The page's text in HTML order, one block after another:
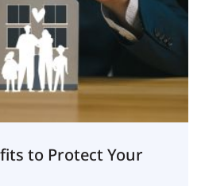
to Protect Your